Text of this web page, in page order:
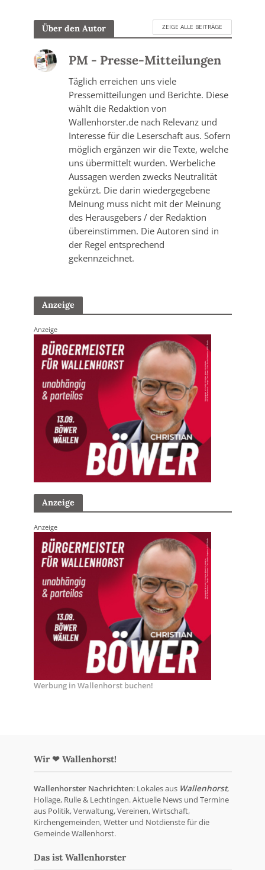
Über den Autor ZEIGE ALLE BEITRÄGE
PM - Presse-Mitteilungen
Täglich erreichen uns viele
Pressemitteilungen und Berichte. Diese
wählt die Redaktion von
Wallenhorster.de nach Relevanz und
Interesse für die Leserschaft aus. Sofern
möglich ergänzen wir die Texte, welche
uns übermittelt wurden. Werbeliche
Aussagen werden zwecks Neutralität
gekürzt. Die darin wiedergegebene
Meinung muss nicht mit der Meinung
des Herausgebers / der Redaktion
übereinstimmen. Die Autoren sind in
der Regel entsprechend
gekennzeichnet.
Anzeige
Anzeige
Anzeige
Anzeige
Werbung in Wallenhorst buchen!
Wir ❤ Wallenhorst!
Wallenhorster Nachrichten: Lokales aus Wallenhorst,
Hollage, Rulle & Lechtingen. Aktuelle News und Termine
aus Politik, Verwaltung, Vereinen, Wirtschaft,
Kirchengemeinden, Wetter und Notdienste für die
Gemeinde Wallenhorst.
Das ist Wallenhorster